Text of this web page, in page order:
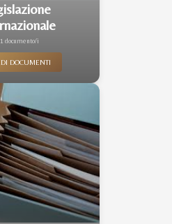
documento/i
DOCUMENTI